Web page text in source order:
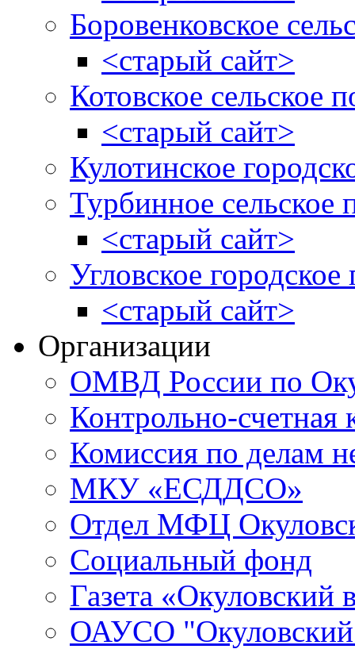
Боровенковское
<старый сайт>
Котовское сельское
<старый сайт>
Кулотинское
Турбинное сельское
<старый сайт>
Угловское городское
<старый сайт>
Организации
ОМВД России по
Контрольно-счетная
Комиссия по делам
МКУ «ЕСДДСО»
Отдел МФЦ
Социальный фонд
Газета «Окуловский
ОАУСО